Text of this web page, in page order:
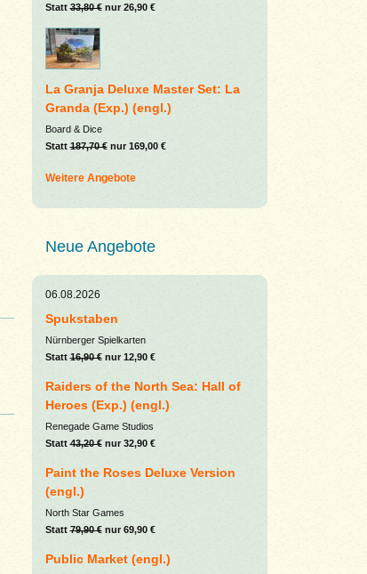
Statt33,80 €nur 26,90 €
La Granja Deluxe Master Set: La
Granda (Exp.) (engl.)
Board & Dice
Statt187,70 €nur 169,00 €
Weitere Angebote
Neue Angebote
06.08.2026
Spukstaben
Nürnberger Spielkarten
Statt16,90 €nur 12,90 €
Raiders of the North Sea: Hall of
Heroes (Exp.) (engl.)
Renegade Game Studios
Statt43,20 €nur 32,90 €
Paint the Roses Deluxe Version
(engl.)
North Star Games
Statt79,90 €nur 69,90 €
Public Market (engl.)